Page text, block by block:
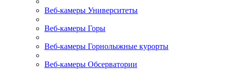
Веб-камеры Университеты
Веб-камеры Горы
Веб-камеры Горнолыжные курорты
Веб-камеры Обсерватории